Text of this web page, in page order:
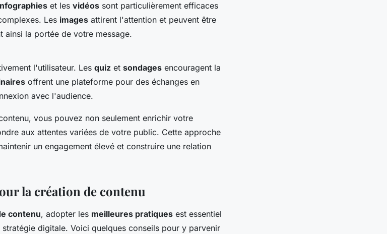
et les vidéos sont particulièrement efficaces
Les images attirent l'attention et peuvent être
ainsi la portée de votre message.
l'utilisateur. Les quiz et sondages encouragent la
offrent une plateforme pour des échanges en
avec l'audience.
vous pouvez non seulement enrichir votre
aux attentes variées de votre public. Cette approche
un engagement élevé et construire une relation
la création de contenu
contenu, adopter les meilleures pratiques est essentiel
digitale. Voici quelques conseils pour y parvenir